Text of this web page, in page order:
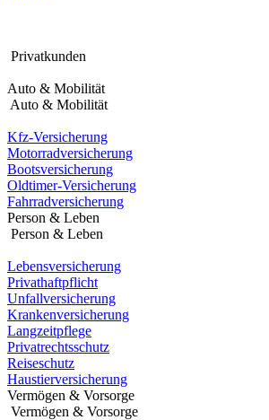
Privatkunden
Auto & Mobilität
Auto & Mobilität
Kfz-Versicherung
Motorradversicherung
Bootsversicherung
Oldtimer-Versicherung
Fahrradversicherung
Person & Leben
Person & Leben
Lebensversicherung
Privathaftpflicht
Unfallversicherung
Krankenversicherung
Langzeitpflege
Privatrechtsschutz
Reiseschutz
Haustierversicherung
Vermögen & Vorsorge
Vermögen & Vorsorge